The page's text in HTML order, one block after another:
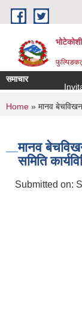
Skip to main content
समाचार
You are
Home » मानव बेचविखन
मानव
समिति
Submitted on: